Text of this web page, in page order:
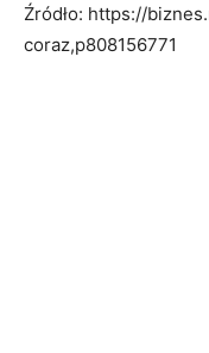
Źródło: https://
coraz,p808156771